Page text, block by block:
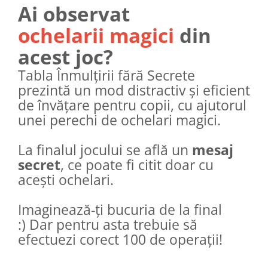
Ai observat
ochelarii magici din
acest joc?
Tabla Înmulțirii fără Secrete
prezintă un mod distractiv și eficient
de învățare pentru copii, cu ajutorul
unei perechi de ochelari magici.
La finalul jocului se află un mesaj
secret, ce poate fi citit doar cu
acești ochelari.
Imaginează-ți bucuria de la final
:) Dar pentru asta trebuie să
efectuezi corect 100 de operații!